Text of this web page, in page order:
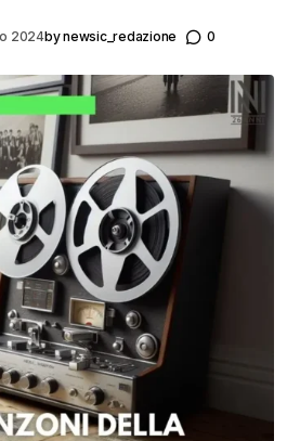
2024bynewsic_redazione 0